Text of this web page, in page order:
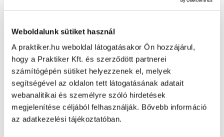
Weboldalunk sütiket használ
A praktiker.hu weboldal látogatásakor Ön hozzájárul,
hogy a Praktiker Kft. és szerződött partnerei
számítógépén sütiket helyezzenek el, melyek
segítségével az oldalon tett látogatásának adatait
webanalitikai és személyre szóló hirdetések
megjelenítése céljából felhasználják. Bővebb információ
az adatkezelési tájékoztatóban.
Oldal újratöltése